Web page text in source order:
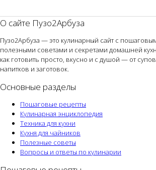
О сайте Пузо2Арбуза
Пузо2Арбуза — это кулинарный сайт с
полезными советами и секретами домашней
как готовить просто, вкусно и с душой — от
напитков и заготовок.
Основные разделы
Пошаговые рецепты
Кулинарная энциклопедия
Техника для кухни
Кухня для чайников
Полезные советы
Вопросы и ответы по кулинарии